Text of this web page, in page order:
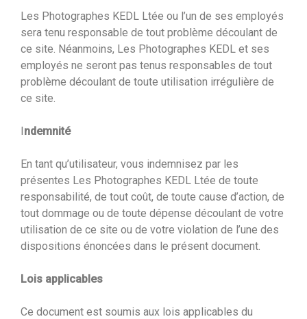
Les Photographes KEDL Ltée ou l’un de ses employés
sera tenu responsable de tout problème découlant de
ce site. Néanmoins, Les Photographes KEDL et ses
employés ne seront pas tenus responsables de tout
problème découlant de toute utilisation irrégulière de
ce site.
Indemnité
En tant qu’utilisateur, vous indemnisez par les
présentes Les Photographes KEDL Ltée de toute
responsabilité, de tout coût, de toute cause d’action, de
tout dommage ou de toute dépense découlant de votre
utilisation de ce site ou de votre violation de l’une des
dispositions énoncées dans le présent document.
Lois applicables
Ce document est soumis aux lois applicables du